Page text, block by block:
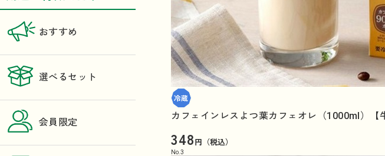
おすすめ
選べるセット
会員限定
カフェインレスよつ葉カフェオレ（1000ml）【
348円（税込）
No.3